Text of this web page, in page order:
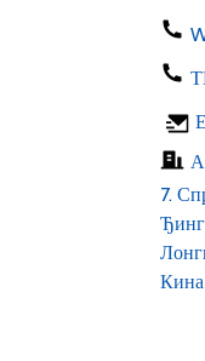
7.
Кина